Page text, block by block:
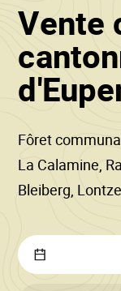
Vente
Fôret
La Calamine,
Bleiberg,